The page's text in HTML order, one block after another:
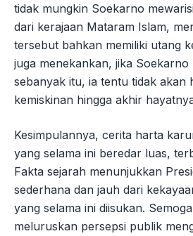
tidak mungkin Soekarno
dari kerajaan Mataram Islam,
tersebut bahkan memiliki utang
juga menekankan, jika Soekarno
sebanyak itu, ia tentu tidak akan
kemiskinan hingga akhir
Kesimpulannya, cerita harta
yang selama ini beredar luas,
Fakta sejarah menunjukkan
sederhana dan jauh dari
yang selama ini diisukan.
meluruskan persepsi publik